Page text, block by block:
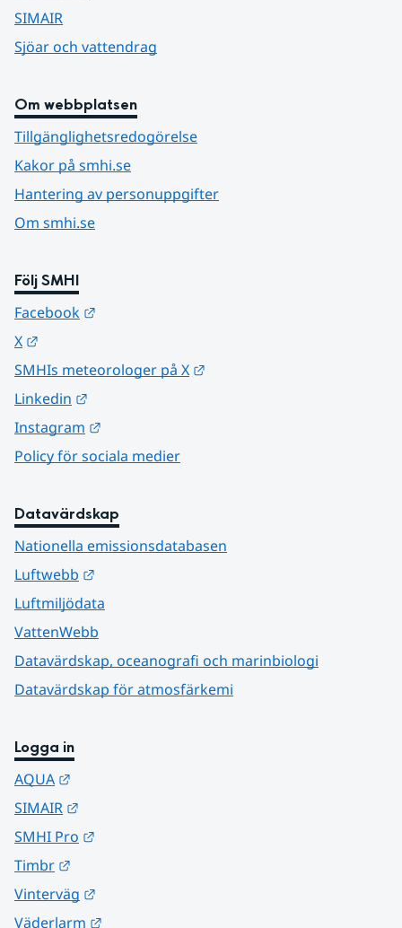
SIMAIR
Sjöar och vattendrag
Om webbplatsen
Tillgänglighetsredogörelse
Kakor på smhi.se
Hantering av personuppgifter
Om smhi.se
Följ SMHI
Facebook
X
SMHIs meteorologer på X
Linkedin
Instagram
Policy för sociala medier
Datavärdskap
Nationella emissionsdatabasen
Luftwebb
Luftmiljödata
VattenWebb
Datavärdskap, oceanografi och marinbiologi
Datavärdskap för atmosfärkemi
Logga in
AQUA
SIMAIR
SMHI Pro
Timbr
Vinterväg
Väderlarm